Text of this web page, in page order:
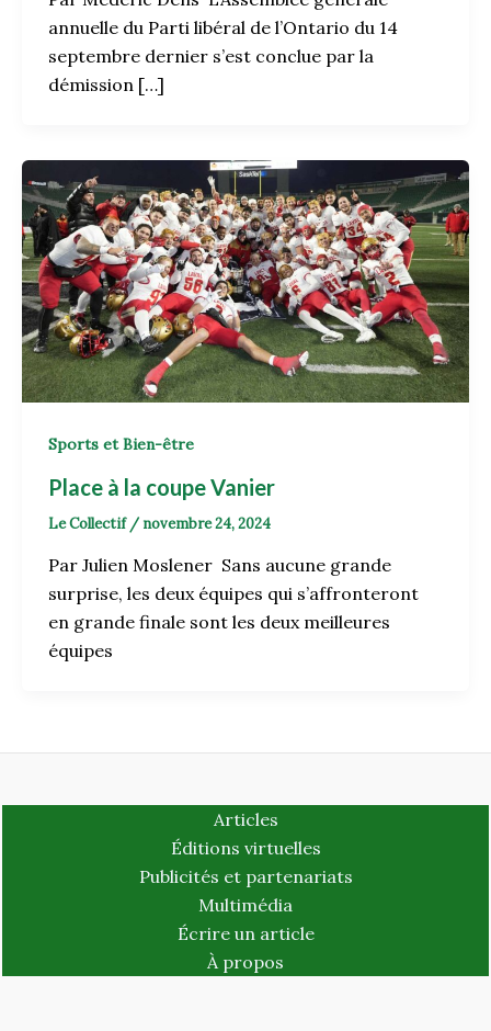
annuelle du Parti libéral de l’Ontario du 14
septembre dernier s’est conclue par la
démission […]
Sports et Bien-être
Place à la coupe Vanier
Le Collectif / novembre 24, 2024
Par Julien Moslener Sans aucune grande
surprise, les deux équipes qui s’affronteront
en grande finale sont les deux meilleures
équipes
Articles
Éditions virtuelles
Publicités et partenariats
Multimédia
Écrire un article
À propos